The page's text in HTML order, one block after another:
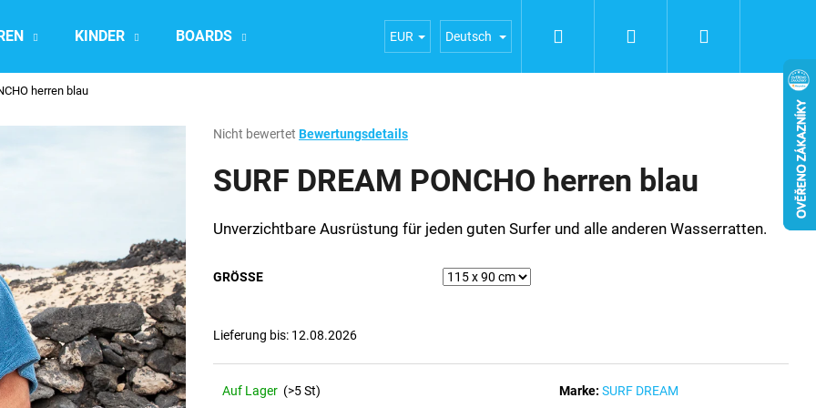
KINDER BOARDS ERFAHRUNGEN Geschäftsbedingungen
EUR Deutsch
herren blau
Die
Produktbewertung
ist
5
Nicht bewertet Bewertungsdetails
SURF DREAM PONCHO herren blau
Unverzichtbare Ausrüstung für jeden guten Surfer und alle anderen Wasserratten.
GRÖSSE
Lieferung bis: 12.08.2026
Auf Lager (>5 St) Marke: SURF DREAM
Was suchen Sie?
SUCHEN
Wir empfehlen